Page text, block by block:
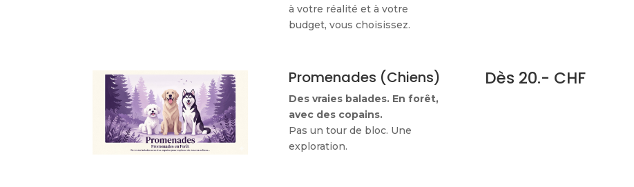
à votre réalité et à votre
budget, vous choisissez.
Promenades (Chiens)
Des vraies balades. En forêt,
avec des copains.
Pas un tour de bloc. Une
exploration.
Dès 20.- CHF